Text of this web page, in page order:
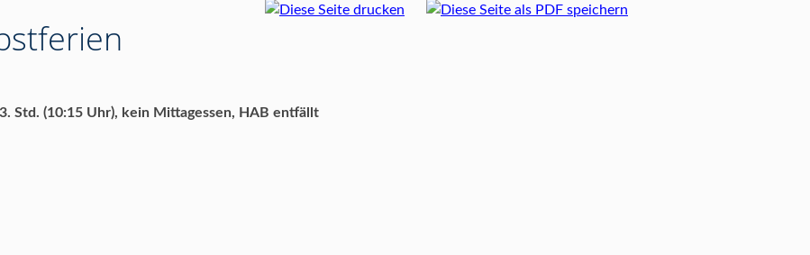
Std. (10:15 Uhr), kein Mittagessen, HAB entfällt